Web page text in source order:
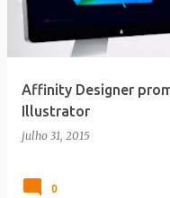
Affinity Designer
Illustrator
julho 31, 2015
0